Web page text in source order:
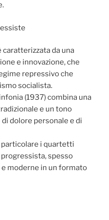
caratterizzata da una
e innovazione, che
repressivo che
socialista.
(1937) combina una
e un tono
dolore personale e di
particolare i quartetti
spesso
moderne in un formato